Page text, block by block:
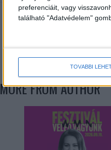
preferenciáit, vagy
található "Adatvédelem"
TOVÁBBI
MORE FROM AUTHOR